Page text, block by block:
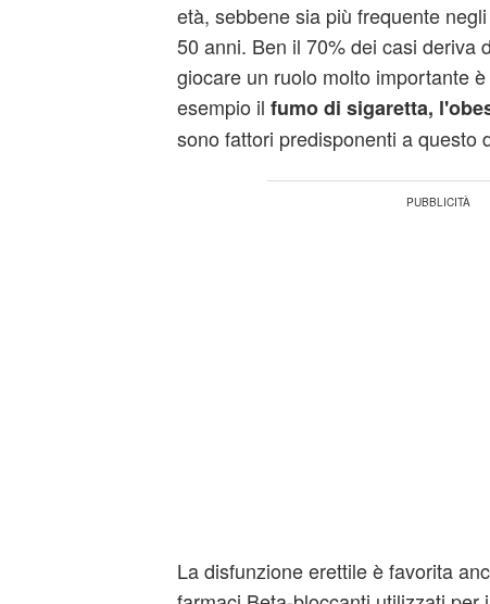
età, sebbene sia più frequente
50 anni. Ben il 70% dei casi deriva
giocare un ruolo molto importante
esempio il fumo di sigaretta,
sono fattori predisponenti a questo
La disfunzione erettile è favorita